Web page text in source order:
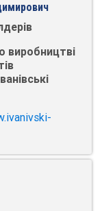
виробництві